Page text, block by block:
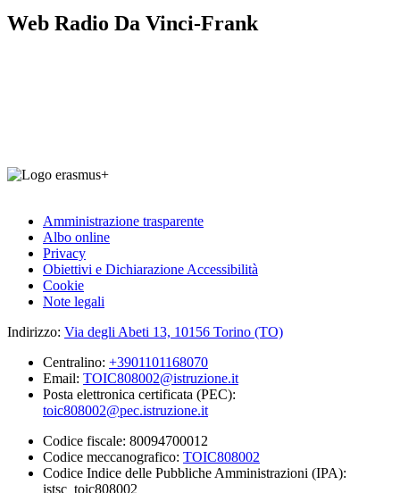
Web Radio Da Vinci-Frank
Amministrazione trasparente
Albo online
Privacy
Obiettivi e Dichiarazione Accessibilità
Cookie
Note legali
Indirizzo: Via degli Abeti 13, 10156 Torino (TO)
Centralino: +3901101168070
Email: TOIC808002@istruzione.it
Posta elettronica certificata (PEC):
toic808002@pec.istruzione.it
Codice fiscale: 80094700012
Codice meccanografico: TOIC808002
Codice Indice delle Pubbliche Amministrazioni (IPA):
istsc_toic808002